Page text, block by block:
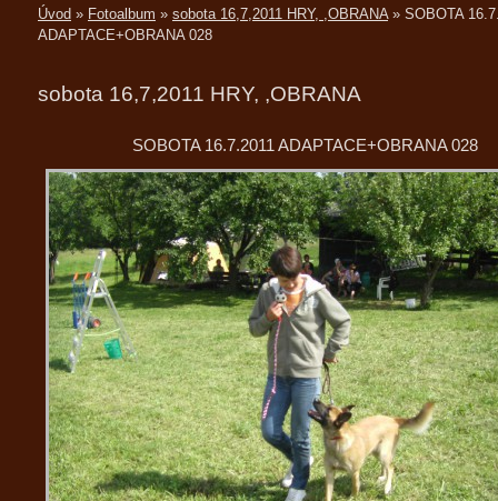
Úvod » Fotoalbum » sobota 16,7,2011 HRY, ,OBRANA» SOBOTA
ADAPTACE+OBRANA 028
sobota 16,7,2011 HRY, ,OBRANA
SOBOTA 16.7.2011 ADAPTACE+OBRANA 028